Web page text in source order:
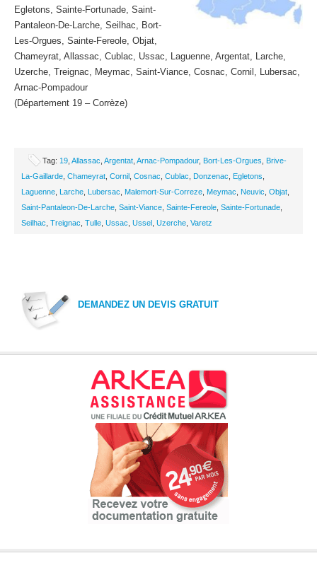
Egletons, Sainte-Fortunade, Saint-
Pantaleon-De-Larche, Seilhac, Bort-
Les-Orgues, Sainte-Fereole, Objat,
Chameyrat, Allassac, Cublac, Ussac, Laguenne, Argentat, Larche,
Uzerche, Treignac, Meymac, Saint-Viance, Cosnac, Cornil, Lubersac,
Arnac-Pompadour
(Département 19 – Corrèze)
Tag: 19 Allassac Argentat Arnac-Pompadour, Bort-Les-Orgues
Brive-
La-Gaillarde Chameyrat Cornil Cosnac Cublac Donzenac Egletons
Laguenne Larche Lubersac Malemort-Sur-Correze Meymac Neuvic Objat
Saint-Pantaleon-De-Larche Saint-Viance Sainte-Fereole Sainte-Fortunade
Seilhac Treignac Tulle Ussac Ussel Uzerche Varetz
DEMANDEZ UN DEVIS GRATUIT